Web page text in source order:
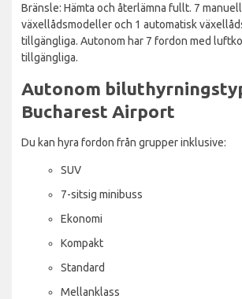
Bränsle: Hämta och återlämna fullt. 7
växellådsmodeller och 1 automatisk
tillgängliga. Autonom har 7 fordon med
tillgängliga.
Autonom
Bucharest Airport
Du kan hyra fordon från grupper inklusive:
SUV
7-sitsig minibuss
Ekonomi
Kompakt
Standard
Mellanklass